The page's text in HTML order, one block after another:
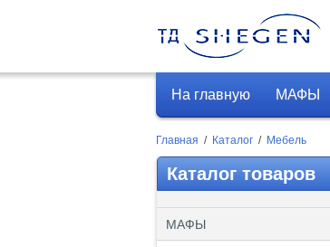
На главную МАФЫ
Главная / Каталог / Мебель
Каталог товаров
МАФЫ